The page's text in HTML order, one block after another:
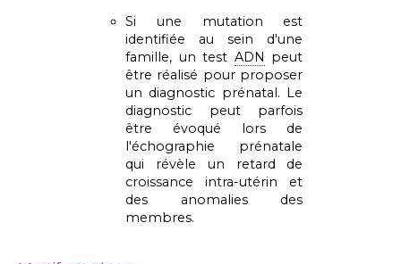
Si une mutation est
identifiée au sein d'une
famille, un test ADN peut
être réalisé pour proposer
un diagnostic prénatal. Le
diagnostic peut parfois
être évoqué lors de
l'échographie prénatale
qui révèle un retard de
croissance intra-utérin et
des anomalies des
membres.